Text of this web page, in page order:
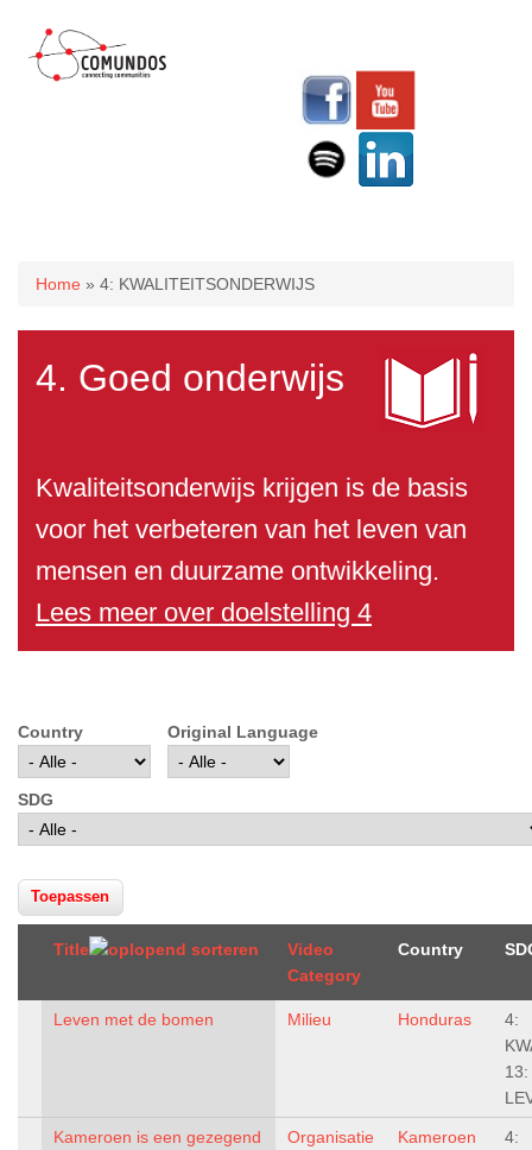
U bent hier
Home » 4: KWALITEITSONDERWIJS
4. Goed onderwijs
Kwaliteitsonderwijs krijgen is de basis
voor het verbeteren van het leven van
mensen en duurzame ontwikkeling.
Lees meer over doelstelling 4
Country Original Language
SDG
Title
Video
Category
Country
Leven met de bomen Milieu Honduras
4:
13:
Kameroen is een gezegend
Organisatie Kameroen
4: